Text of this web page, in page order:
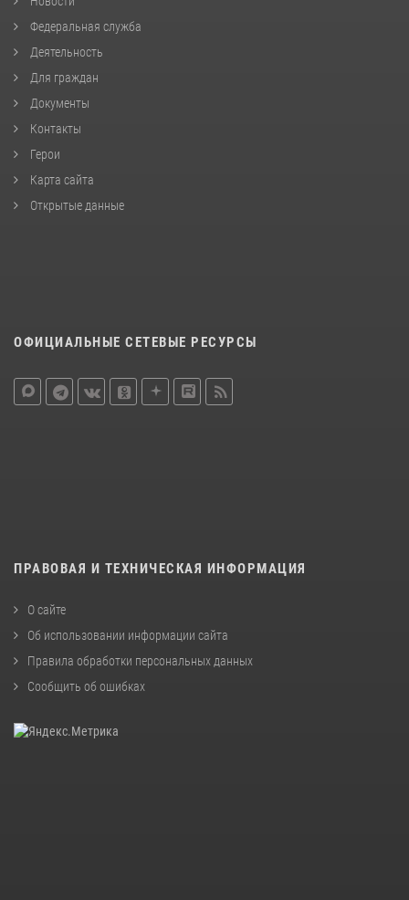
Федеральная служба
Деятельность
Для граждан
Документы
Контакты
Герои
Карта сайта
Открытые данные
ОФИЦИАЛЬНЫЕ СЕТЕВЫЕ РЕСУРСЫ
ПРАВОВАЯ И ТЕХНИЧЕСКАЯ ИНФОРМАЦИЯ
О сайте
Об использовании информации сайта
Правила обработки персональных данных
Сообщить об ошибках